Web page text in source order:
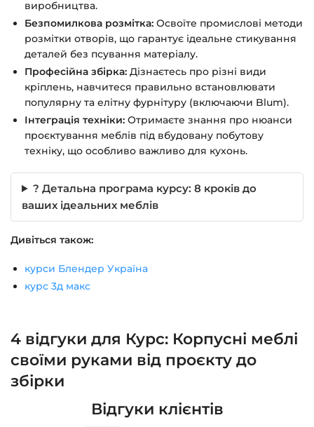
виробництва.
Безпомилкова розмітка: Освоїте промислові методи
розмітки отворів, що гарантує ідеальне стикування
деталей без псування матеріалу.
Професійна збірка: Дізнаєтесь про різні види
кріплень, навчитеся правильно встановлювати
популярну та елітну фурнітуру (включаючи Blum).
Інтеграція техніки: Отримаєте знання про нюанси
проєктування меблів під вбудовану побутову
техніку, що особливо важливо для кухонь.
? Детальна програма курсу: 8 кроків до
ваших ідеальних меблів
Дивіться також:
курси Блендер Україна
курс 3д макс
4 відгуки для Курс: Корпусні меблі
своїми руками від проєкту до
збірки
Відгуки клієнтів